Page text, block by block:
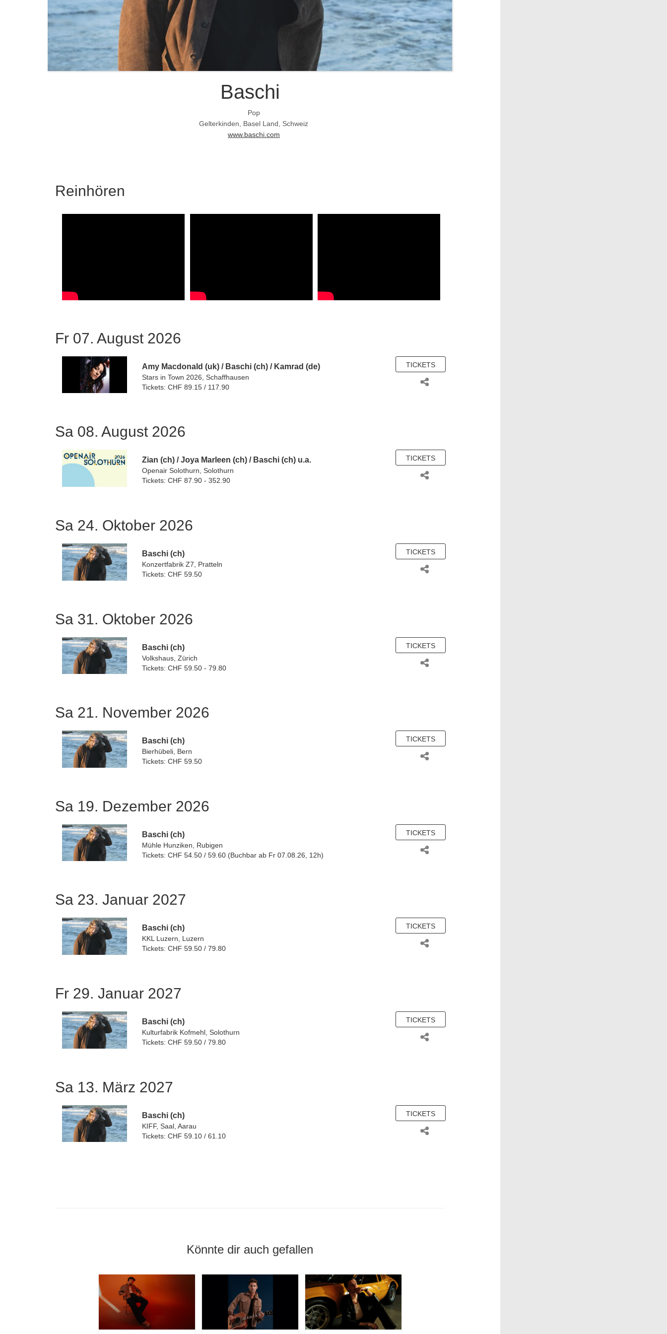
Baschi
Pop
Gelterkinden, Basel Land, Schweiz
www.baschi.com
Reinhören
Fr 07. August 2026
Amy Macdonald (uk)/ Baschi (ch)/ Kamrad (de)
Stars in Town 2026, Schaffhausen
Tickets: CHF 89.15 / 117.90
TICKETS
Sa 08. August 2026
Zian (ch)/Joya Marleen (ch)/ Baschi (ch)u.a.
Openair Solothurn, Solothurn
Tickets: CHF 87.90 - 352.90
TICKETS
Sa 24. Oktober 2026
Baschi (ch)
Konzertfabrik Z7, Pratteln
Tickets: CHF 59.50
TICKETS
Sa 31. Oktober 2026
Baschi (ch)
Volkshaus, Zürich
Tickets: CHF 59.50 - 79.80
TICKETS
Sa 21. November 2026
Baschi (ch)
Bierhübeli, Bern
Tickets: CHF 59.50
TICKETS
Sa 19. Dezember 2026
Baschi (ch)
Mühle Hunziken, Rubigen
Tickets: CHF 54.50 / 59.60 (Buchbar ab Fr 07.08.26, 12h)
TICKETS
Sa 23. Januar 2027
Baschi (ch)
KKL Luzern, Luzern
Tickets: CHF 59.50 / 79.80
TICKETS
Fr 29. Januar 2027
Baschi (ch)
Kulturfabrik Kofmehl, Solothurn
Tickets: CHF 59.50 / 79.80
TICKETS
Sa 13. März 2027
Baschi (ch)
KIFF, Saal, Aarau
Tickets: CHF 59.10 / 61.10
TICKETS
Könnte dir auch gefallen